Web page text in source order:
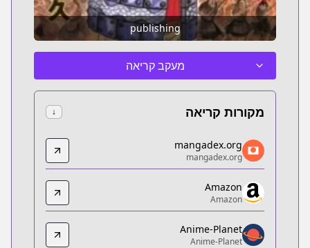
publishing
מעקב קריאה
מקורות קריאה ↓
mangadex.org
mangadex.org
title/077a3fed-1634-424f-be7a-9a96b7f07b78
Amazon
Amazon
https://www.amazon.co.jp/dp/B07GX5ZWRX
Anime-Planet
mangadex.org
mangadex.org
Amazon
Amazon
Anime-Planet
Anime-Planet